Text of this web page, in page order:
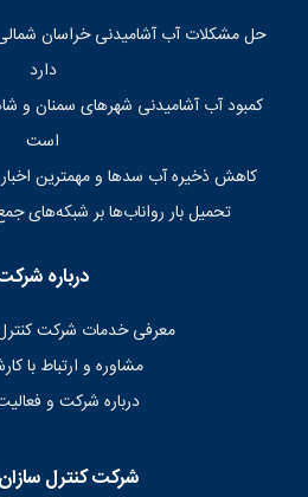
حل مشکلات آب آشامیدنی خراسان شمالی
دارد
است
کاهش ذخیره آب سدها و مهمترین
تحمیل بار رواناب‌ها بر شبکه‌های
درباره
معرفی خدمات شرکت کنترل
مشاوره و ارتباط با
درباره شرکت و
شرکت کنترل